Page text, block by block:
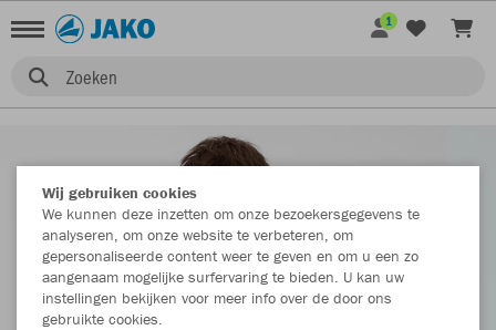
Zoeken
1
Wij gebruiken cookies
We kunnen deze inzetten om onze bezoekersgegevens te
analyseren, om onze website te verbeteren, om
gepersonaliseerde content weer te geven en om u een zo
aangenaam mogelijke surfervaring te bieden. U kan uw
instellingen bekijken voor meer info over de door ons
gebruikte cookies.